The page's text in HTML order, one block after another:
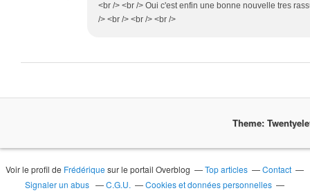
<br /> <br /> Oui c'est enfin une bonne nouvelle tres
/> <br /> <br /> <br />
Theme:
Voir le profil de Frédérique sur le portail Overblog Top articles
Contact
Signaler un abus
C.G.U.
Cookies et données personnelles